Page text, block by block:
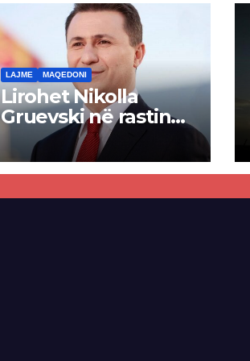
LAJME MAQEDONI
Lirohet Nikolla
Gruevski në rastin
“Talir 2”, gjykata
rrëzon akuzat për
ndërtimin e
paligjshëm të selisë